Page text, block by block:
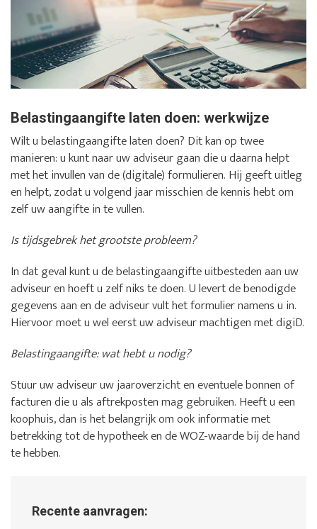
Belastingaangifte laten doen: werkwijze
Wilt u belastingaangifte laten doen? Dit kan op twee
manieren: u kunt naar uw adviseur gaan die u daarna helpt
met het invullen van de (digitale) formulieren. Hij geeft uitleg
en helpt, zodat u volgend jaar misschien de kennis hebt om
zelf uw aangifte in te vullen.
Is tijdsgebrek het grootste probleem?
In dat geval kunt u de belastingaangifte uitbesteden aan uw
adviseur en hoeft u zelf niks te doen. U levert de benodigde
gegevens aan en de adviseur vult het formulier namens u in.
Hiervoor moet u wel eerst uw adviseur machtigen met digiD.
Belastingaangifte: wat hebt u nodig?
Stuur uw adviseur uw jaaroverzicht en eventuele bonnen of
facturen die u als aftrekposten mag gebruiken. Heeft u een
koophuis, dan is het belangrijk om ook informatie met
betrekking tot de hypotheek en de WOZ-waarde bij de hand
te hebben.
Recente aanvragen: